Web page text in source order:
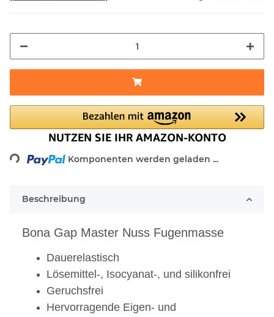
Loading... Komponenten werden geladen ...
Beschreibung
Bona Gap Master Nuss Fugenmasse
Dauerelastisch
Lösemittel-, Isocyanat-, und silikonfrei
Geruchsfrei
Hervorragende Eigen- und